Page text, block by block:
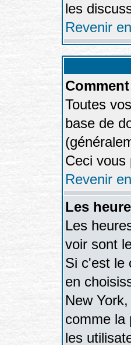
les
Revenir
Toutes
base de
Ceci vous
Revenir
Les
Les
voir sont
Si c'est le
en
New
comme la
les